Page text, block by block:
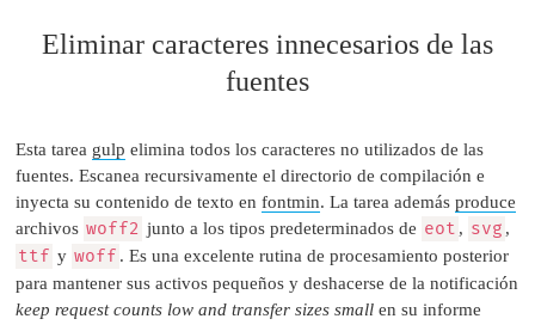
Eliminar caracteres innecesarios de las
fuentes
Esta tarea gulp elimina todos los caracteres no utilizados de las
fuentes. Escanea recursivamente el directorio de compilación e
inyecta su contenido de texto enfontmin. La tarea ademásproduce
archivos woff2 junto a los tipos predeterminados de eot , svg ,
ttf y woff . Es una excelente rutina de procesamiento posterior
para mantener sus activos pequeños y deshacerse de la notificación
keep request counts low and transfer sizes small en su informe